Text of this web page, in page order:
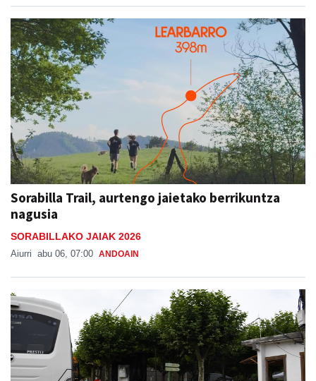
Sorabilla Trail, aurtengo jaietako berrikuntza
nagusia
SORABILLAKO JAIAK 2026
Aiurri abu 06, 07:00 ANDOAIN